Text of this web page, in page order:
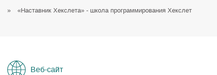
» «Наставник Хекслета» - школа программирования Хекслет
Веб-сайт